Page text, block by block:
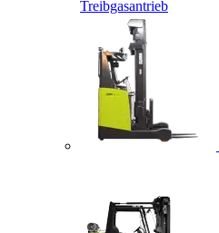
Treibgasantrieb